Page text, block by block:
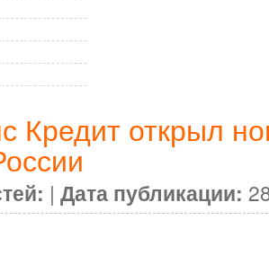
Кредит открыл
| Дата публикации: